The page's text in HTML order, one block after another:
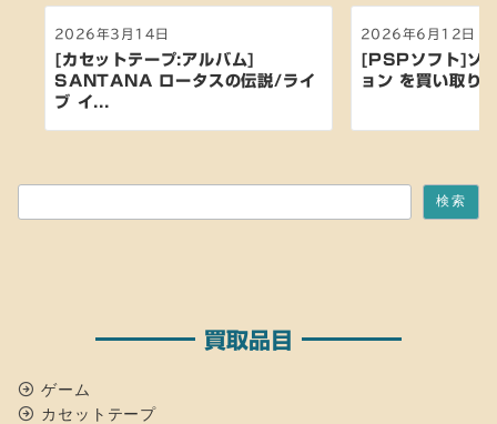
2026年3月14日
[カセットテープ:アルバム]
SANTANA ロータスの伝説/ライ
ブ イ...
2026年6月12日
[PSPソフト]ソ
ョン を買い取り
検索
買取品目
ゲーム
カセットテープ